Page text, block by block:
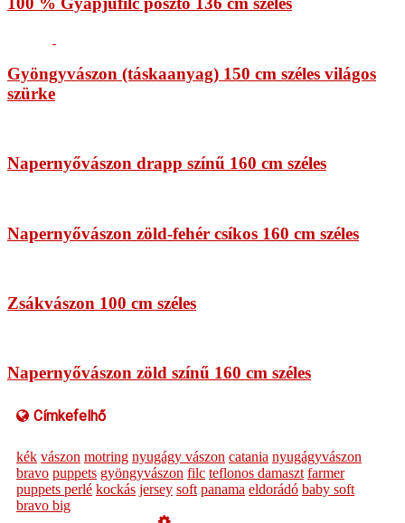
Gyöngyvászon (táskaanyag) 150 cm széles világos
szürke
Napernyővászon drapp színű 160 cm széles
Napernyővászon zöld-fehér csíkos 160 cm széles
Zsákvászon 100 cm széles
Napernyővászon zöld színű 160 cm széles
Címkefelhő
kék vászon motring nyugágy vászon catania nyugágyvászon
bravo puppets gyöngyvászon filc teflonos damaszt farmer
puppets perlé kockás jersey soft panama eldorádó baby soft
bravo big